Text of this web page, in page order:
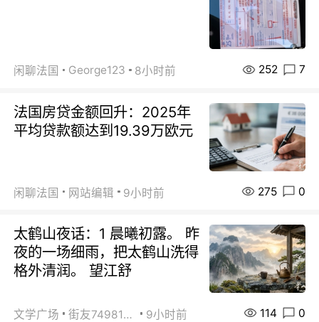
闲聊法国 George123 8小时前 252 7
法国房贷金额回升：2025年
平均贷款额达到19.39万欧元
闲聊法国 网站编辑 9小时前 275 0
太鹤山夜话：1 晨曦初露。 昨
夜的一场细雨，把太鹤山洗得
格外清润。 望江舒
文学广场 街友74981146 9小时前 114 0